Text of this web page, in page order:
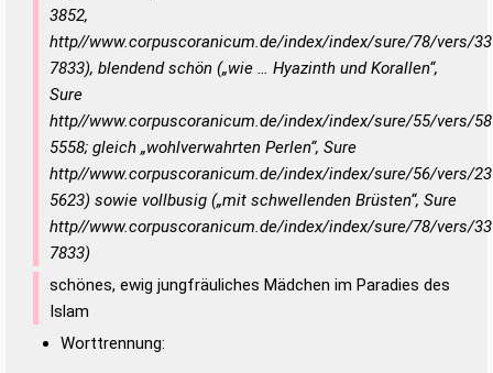
3852,
http//www.corpuscoranicum.de/index/index/sure/78/vers/33
7833), blendend schön („wie … Hyazinth und Korallen“,
Sure
http//www.corpuscoranicum.de/index/index/sure/55/vers/58
5558; gleich „wohlverwahrten Perlen“, Sure
http//www.corpuscoranicum.de/index/index/sure/56/vers/23
5623) sowie vollbusig („mit schwellenden Brüsten“, Sure
http//www.corpuscoranicum.de/index/index/sure/78/vers/33
7833)
schönes, ewig jungfräuliches Mädchen im Paradies des
Islam
Worttrennung: